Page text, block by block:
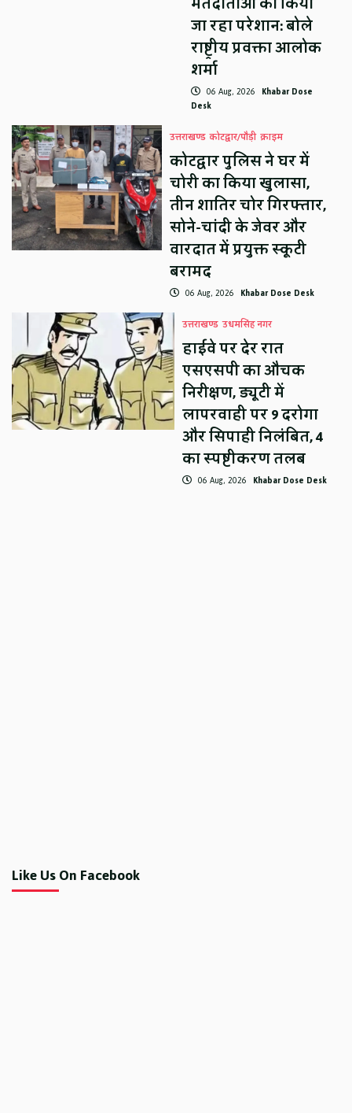
जा रहा परेशान: बोले
राष्ट्रीय प्रवक्ता आलोक
शर्मा
06 Aug, 2026 Khabar Dose
Desk
उत्तराखण्ड कोटद्वार/पौड़ी क्राइम
कोटद्वार पुलिस ने घर में
चोरी का किया खुलासा,
तीन शातिर चोर गिरफ्तार,
सोने-चांदी के जेवर और
वारदात में प्रयुक्त स्कूटी
बरामद
06 Aug, 2026 Khabar Dose Desk
उत्तराखण्ड उधमसिंह नगर
हाईवे पर देर रात
एसएसपी का औचक
निरीक्षण, ड्यूटी में
लापरवाही पर 9 दरोगा
और सिपाही निलंबित, 4
का स्पष्टीकरण तलब
06 Aug, 2026 Khabar Dose Desk
Like Us On Facebook